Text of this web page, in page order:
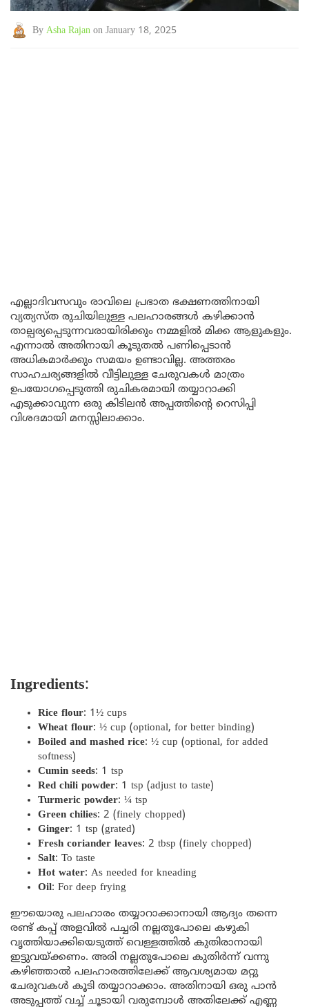
By Asha Rajan on January 18, 2025
എല്ലാദിവസവും രാവിലെ പ്രഭാത ഭക്ഷണത്തിനായി
വ്യത്യസ്ത രുചിയിലുള്ള പലഹാരങ്ങൾ കഴിക്കാൻ
താല്പര്യപ്പെടുന്നവരായിരിക്കും നമ്മളിൽ മിക്ക ആളുകളും.
എന്നാൽ അതിനായി കൂടുതൽ പണിപ്പെടാൻ
അധികമാർക്കും സമയം ഉണ്ടാവില്ല. അത്തരം
സാഹചര്യങ്ങളിൽ വീട്ടിലുള്ള ചേരുവകൾ മാത്രം
ഉപയോഗപ്പെടുത്തി രുചികരമായി തയ്യാറാക്കി
എടുക്കാവുന്ന ഒരു കിടിലൻ അപ്പത്തിന്റെ റെസിപ്പി
വിശദമായി മനസ്സിലാക്കാം.
Ingredients:
Rice flour: 1½ cups
Wheat flour: ½ cup (optional, for better binding)
Boiled and mashed rice: ½ cup (optional, for added
softness)
Cumin seeds: 1 tsp
Red chili powder: 1 tsp (adjust to taste)
Turmeric powder: ¼ tsp
Green chilies: 2 (finely chopped)
Ginger: 1 tsp (grated)
Fresh coriander leaves: 2 tbsp (finely chopped)
Salt: To taste
Hot water: As needed for kneading
Oil: For deep frying
ഈയൊരു പലഹാരം തയ്യാറാക്കാനായി ആദ്യം തന്നെ
രണ്ട് കപ്പ് അളവിൽ പച്ചരി നല്ലതുപോലെ കഴുകി
വൃത്തിയാക്കിയെടുത്ത് വെള്ളത്തിൽ കുതിരാനായി
ഇട്ടുവയ്ക്കണം. അരി നല്ലതുപോലെ കുതിർന്ന് വന്നു
കഴിഞ്ഞാൽ പലഹാരത്തിലേക്ക് ആവശ്യമായ മറ്റു
ചേരുവകൾ കൂടി തയ്യാറാക്കാം. അതിനായി ഒരു പാൻ
അടുപ്പത്ത് വച്ച് ചൂടായി വരുമ്പോൾ അതിലേക്ക് എണ്ണ